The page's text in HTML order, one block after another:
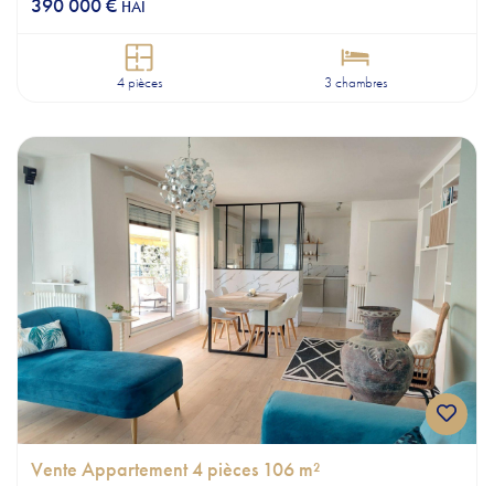
390 000 € HAI
4 pièces 3 chambres
Vente Appartement 4 pièces 106 m²